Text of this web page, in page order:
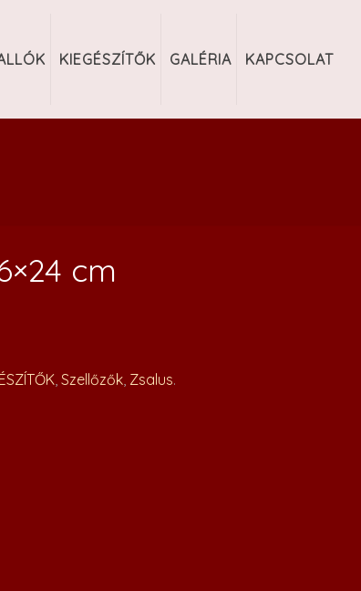
KIEGÉSZÍTŐK GALÉRIA KAPCSOLAT
cm
, Szellőzők, Zsalus.